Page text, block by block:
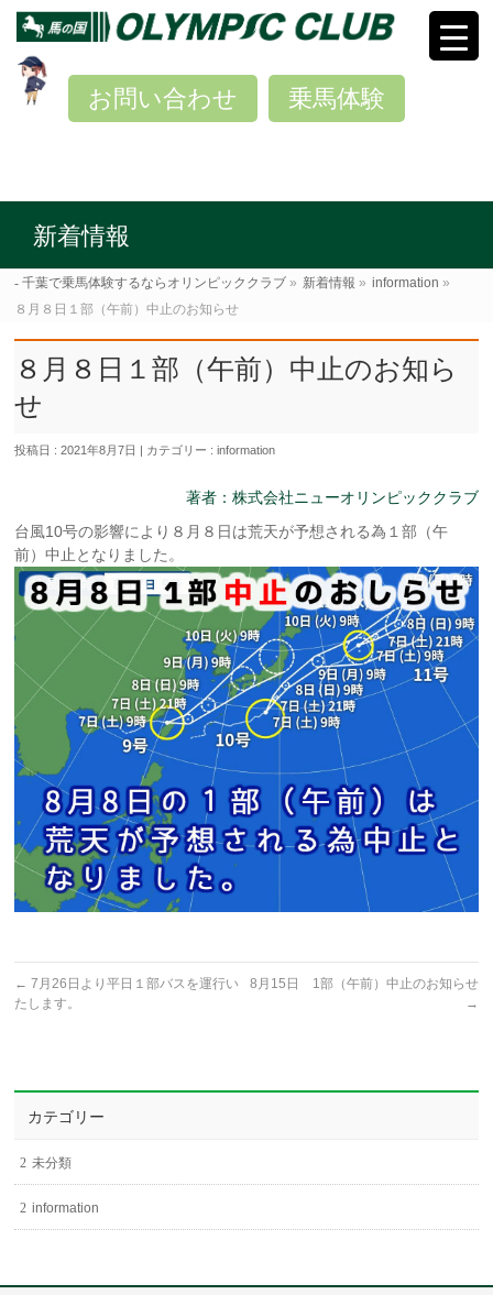
乗馬体験
お問い合わせ
新着情報
千葉で乗馬体験するならオリンピッククラブ » 新着情報 » information »
８月８日１部（午前）中止のお知らせ
８月８日１部（午前）中止のお知ら
せ
投稿日 : 2021年8月7日 カテゴリー :information
著者：株式会社ニューオリンピッククラブ
台風10号の影響により８月８日は荒天が予想される為１部（午
前）中止となりました。
← 7月26日より平日１部バスを運行い
たします。
8月15日 1部（午前）中止のお知らせ
→
カテゴリー
未分類
information